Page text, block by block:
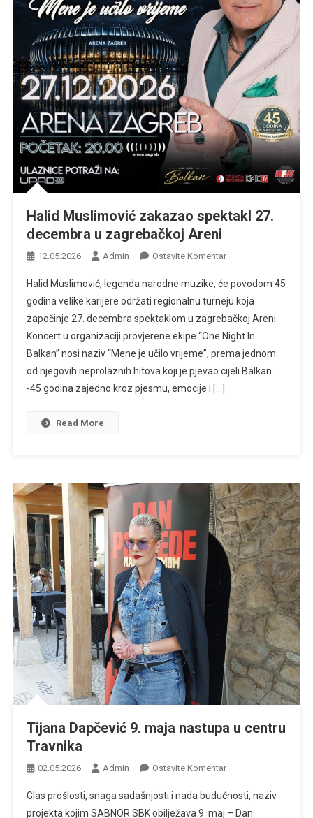
Halid Muslimović zakazao spektakl 27.
decembra u zagrebačkoj Areni
12.05.2026 Admin Ostavite KomentarNa
Muslimović
Zakazao
Spektakl
27.
Decembra
U
Halid Muslimović, legenda narodne muzike, će povodom 45
godina velike karijere održati regionalnu turneju koja
započinje 27. decembra spektaklom u zagrebačkoj Areni.
Koncert u organizaciji provjerene ekipe “One Night In
Balkan” nosi naziv “Mene je učilo vrijeme”, prema jednom
od njegovih neprolaznih hitova koji je pjevao cijeli Balkan.
-45 godina zajedno kroz pjesmu, emocije i […]
Read More
Tijana Dapčević 9. maja nastupa u centru
Travnika
02.05.2026 Admin Ostavite KomentarNa
Dapčević
9.
Glas prošlosti, snaga sadašnjosti i nada budućnosti, naziv
projekta kojim SABNOR SBK obilježava 9. maj – Dan